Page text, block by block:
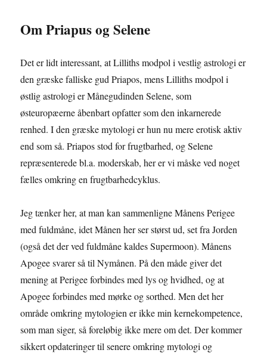
Om Priapus og Selene
Det er lidt interessant, at Lilliths modpol i vestlig astrologi er
den græske falliske gud Priapos, mens Lilliths modpol i
østlig astrologi er Månegudinden Selene, som
østeuropæerne åbenbart opfatter som den inkarnerede
renhed. I den græske mytologi er hun nu mere erotisk aktiv
end som så. Priapos stod for frugtbarhed, og Selene
repræsenterede bl.a. moderskab, her er vi måske ved noget
fælles omkring en frugtbarhedcyklus.
Jeg tænker her, at man kan sammenligne Månens Perigee
med fuldmåne, idet Månen her ser størst ud, set fra Jorden
(også det der ved fuldmåne kaldes Supermoon). Månens
Apogee svarer så til Nymånen. På den måde giver det
mening at Perigee forbindes med lys og hvidhed, og at
Apogee forbindes med mørke og sorthed. Men det her
område omkring mytologien er ikke min kernekompetence,
som man siger, så foreløbig ikke mere om det. Der kommer
sikkert opdateringer til senere omkring mytologi og